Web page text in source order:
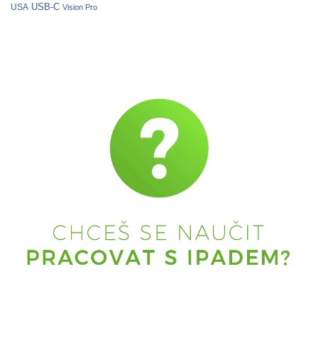
USA USB-C Vision Pro